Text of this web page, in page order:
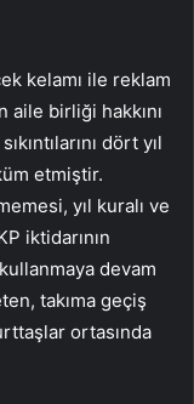
kelamı ile reklam
aile birliği hakkını
dört yıl
etmiştir.
yıl kuralı ve
iktidarının
devam
takıma geçiş
ortasında